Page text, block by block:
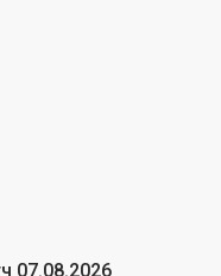
07.08.2026